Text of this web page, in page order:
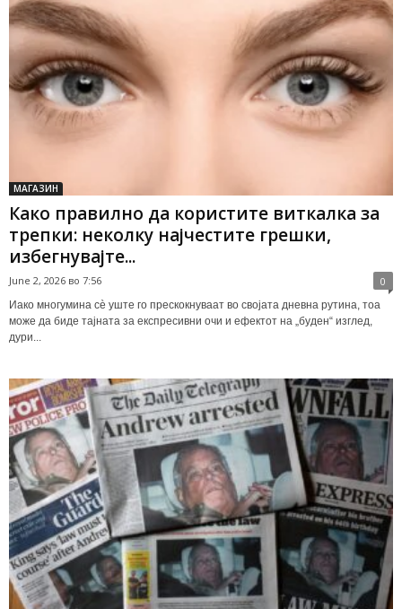
МАГАЗИН
Како правилно да користите виткалка за
трепки: неколку најчестите грешки,
избегнувајте...
June 2, 2026 во 7:56 0
Иако многумина сè уште го прескокнуваат во својата дневна рутина, тоа
може да биде тајната за експресивни очи и ефектот на „буден“ изглед,
дури...